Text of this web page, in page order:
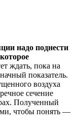
надо поднести
ждать, пока на
показатель.
воздуха
сечение
Полученный
чтобы понять —